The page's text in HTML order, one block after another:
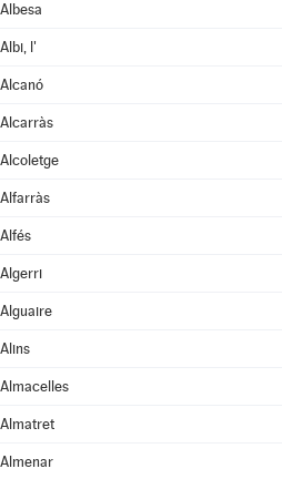
Albesa
Albi, l'
Alcanó
Alcarràs
Alcoletge
Alfarràs
Alfés
Algerri
Alguaire
Alins
Almacelles
Almatret
Almenar